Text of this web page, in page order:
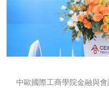
中歐國際工商學院金融與會